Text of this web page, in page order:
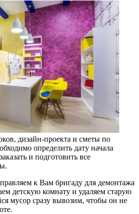
дизайн-проекта и сметы по
определить дату начала
и подготовить все
к Вам бригаду для демонтажа
детскую комнату и удаляем старую
мусор сразу вывозим, чтобы он не